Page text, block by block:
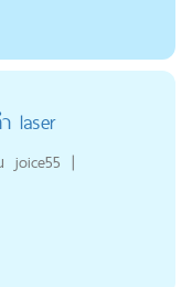
laser
joice55 |